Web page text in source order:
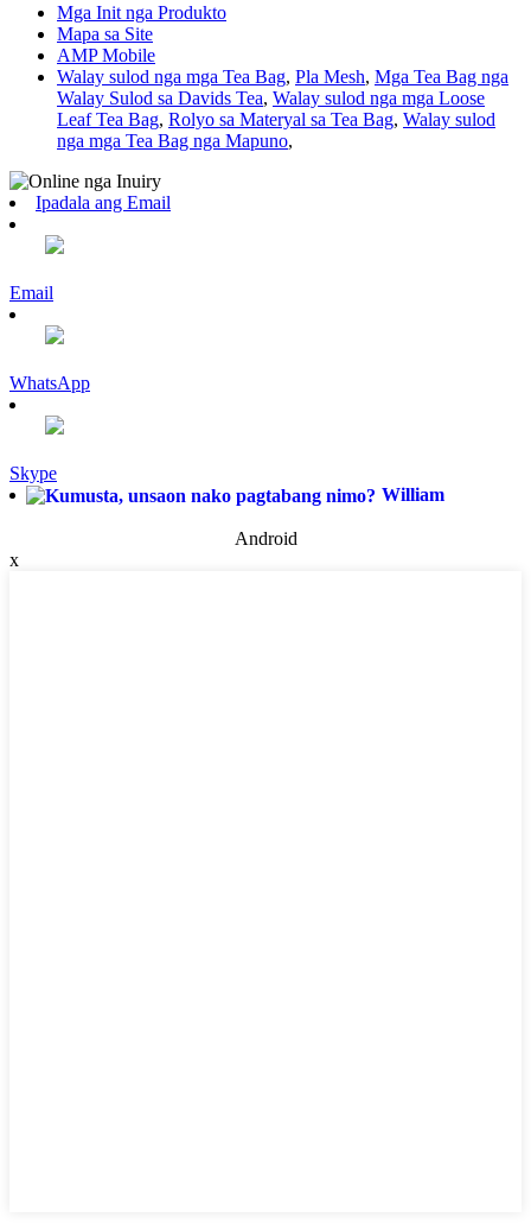
Mga Init nga Produkto
Mapa sa Site
AMP Mobile
Walay sulod nga mga Tea Bag, Pla Mesh, Mga Tea Bag nga
Walay Sulod sa Davids Tea, Walay sulod nga mga Loose
Leaf Tea Bag, Rolyo sa Materyal sa Tea Bag, Walay sulod
nga mga Tea Bag nga Mapuno,
Ipadala ang Email
Email
WhatsApp
Skype
William
Android
x